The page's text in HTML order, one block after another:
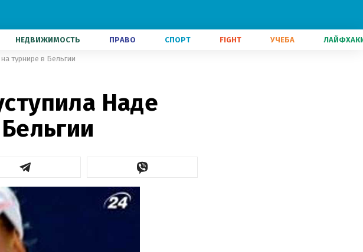
НЕДВИЖИМОСТЬ ПРАВО СПОРТ FIGHT УЧЕБА
турнире в Бельгии
Наде